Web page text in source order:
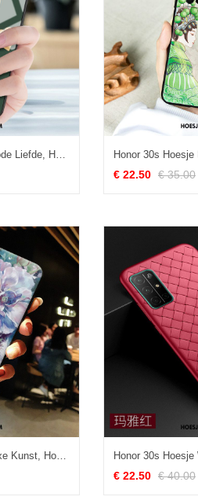
Honor 30s Hoesje Glas Mode Liefde, Honor 30s Hoesje Hoes Bescherming
€ 22.50 € 35.00
€ 22.50 € 40.00